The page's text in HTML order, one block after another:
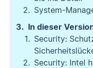
System-
In dieser
Security:
Security: Intel